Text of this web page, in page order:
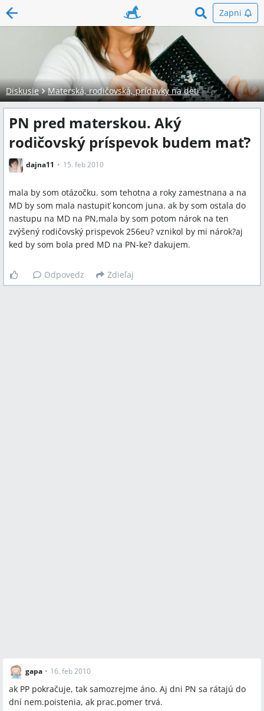
Zapni
Diskusie Materská, rodičovská, prídavky na deti
PN pred materskou. Aký
rodičovský príspevok budem mať?
dajna11 15. feb 2010
mala by som otázočku. som tehotna a roky zamestnana a na
MD by som mala nastupiť koncom juna. ak by som ostala do
nastupu na MD na PN,mala by som potom nárok na ten
zvýšený rodičovský prispevok 256eu? vznikol by mi nárok?aj
ked by som bola pred MD na PN-ke? dakujem.
Odpovedz Zdieľaj
gapa • 16. feb 2010
ak PP pokračuje, tak samozrejme áno. Aj dni PN sa rátajú do
dní nem.poistenia, ak prac.pomer trvá.